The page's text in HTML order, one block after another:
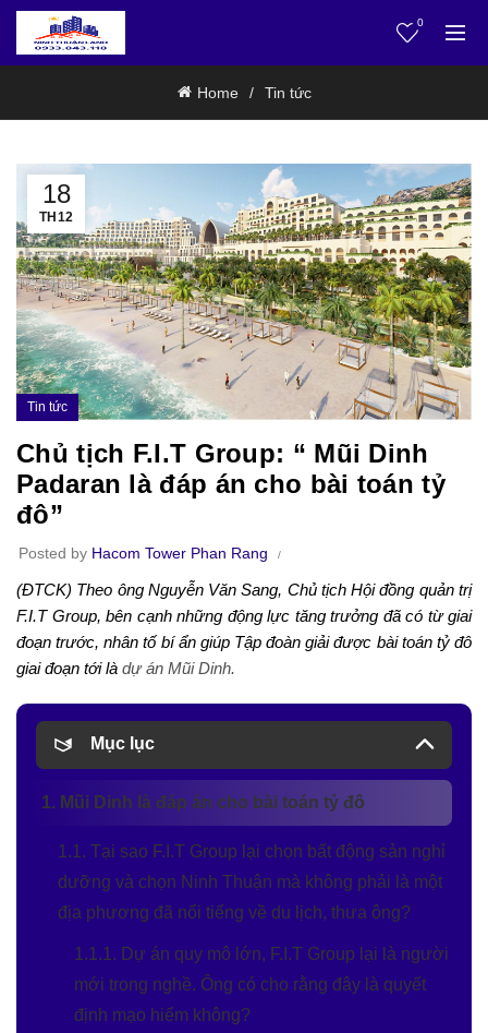
0
Home Tin tức
18
TH12
Tin tức
Chủ tịch F.I.T Group: “ Mũi Dinh
Padaran là đáp án cho bài toán tỷ
đô”
Posted by Hacom Tower Phan Rang
(ĐTCK) Theo ông Nguyễn Văn Sang, Chủ tịch Hội đồng quản trị
F.I.T Group, bên cạnh những động lực tăng trưởng đã có từ giai
đoạn trước, nhân tố bí ẩn giúp Tập đoàn giải được bài toán tỷ đô
giai đoạn tới là dự án Mũi Dinh.
Mục lục
1. Mũi Dinh là đáp án cho bài toán tỷ đô
1.1. Tại sao F.I.T Group lại chọn bất động sản nghỉ
dưỡng và chọn Ninh Thuận mà không phải là một
địa phương đã nổi tiếng về du lịch, thưa ông?
1.1.1. Dự án quy mô lớn, F.I.T Group lại là người
mới trong nghề. Ông có cho rằng đây là quyết
định mạo hiểm không?